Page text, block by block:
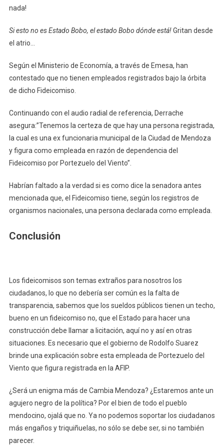
nada!
Si esto no es Estado Bobo, el estado Bobo dónde está!Gritan desde
el atrio…
Según el Ministerio de Economía, a través de Emesa, han
contestado que no tienen empleados registrados bajo la órbita
de dicho Fideicomiso.
Continuando con el audio radial de referencia, Derrache
asegura:”Tenemos la certeza de que hay una persona registrada,
la cual es una ex funcionaria municipal de la Ciudad de Mendoza
y figura como empleada en razón de dependencia del
Fideicomiso por Portezuelo del Viento”.
Habrían faltado a la verdad si es como dice la senadora antes
mencionada que, el Fideicomiso tiene, según los registros de
organismos nacionales, una persona declarada como empleada.
Conclusión
Los fideicomisos son temas extraños para nosotros los
ciudadanos, lo que no debería ser común es la falta de
transparencia, sabemos que los sueldos públicos tienen un techo,
bueno en un fideicomiso no, que el Estado para hacer una
construcción debe llamar a licitación, aquí no y así en otras
situaciones. Es necesario que el gobierno de Rodolfo Suarez
brinde una explicación sobre esta empleada de Portezuelo del
Viento que figura registrada en la AFIP.
¿Será un enigma más de Cambia Mendoza? ¿Estaremos ante un
agujero negro de la política? Por el bien de todo el pueblo
mendocino, ojalá que no. Ya no podemos soportar los ciudadanos
más engaños y triquiñuelas, no sólo se debe ser, si no también
parecer.